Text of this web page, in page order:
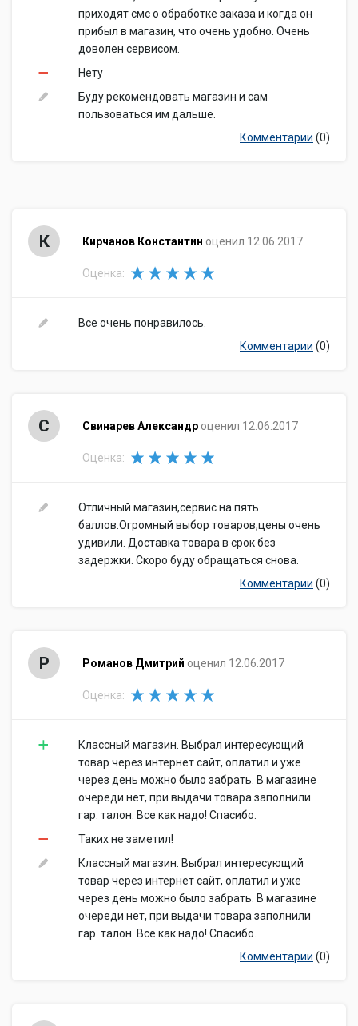
приходят смс о обработке заказа и когда он
прибыл в магазин, что очень удобно. Очень
доволен сервисом.
Нету
Буду рекомендовать магазин и сам
пользоваться им дальше.
Комментарии (0)
К Кирчанов Константин оценил 12.06.2017
Оценка:
Все очень понравилось.
Комментарии (0)
С Свинарев Александр оценил 12.06.2017
Оценка:
Отличный магазин,сервис на пять
баллов.Огромный выбор товаров,цены очень
удивили. Доставка товара в срок без
задержки. Скоро буду обращаться снова.
Комментарии (0)
Р Романов Дмитрий оценил 12.06.2017
Оценка:
Классный магазин. Выбрал интересующий
товар через интернет сайт, оплатил и уже
через день можно было забрать. В магазине
очереди нет, при выдачи товара заполнили
гар. талон. Все как надо! Спасибо.
Таких не заметил!
Классный магазин. Выбрал интересующий
товар через интернет сайт, оплатил и уже
через день можно было забрать. В магазине
очереди нет, при выдачи товара заполнили
гар. талон. Все как надо! Спасибо.
Комментарии (0)